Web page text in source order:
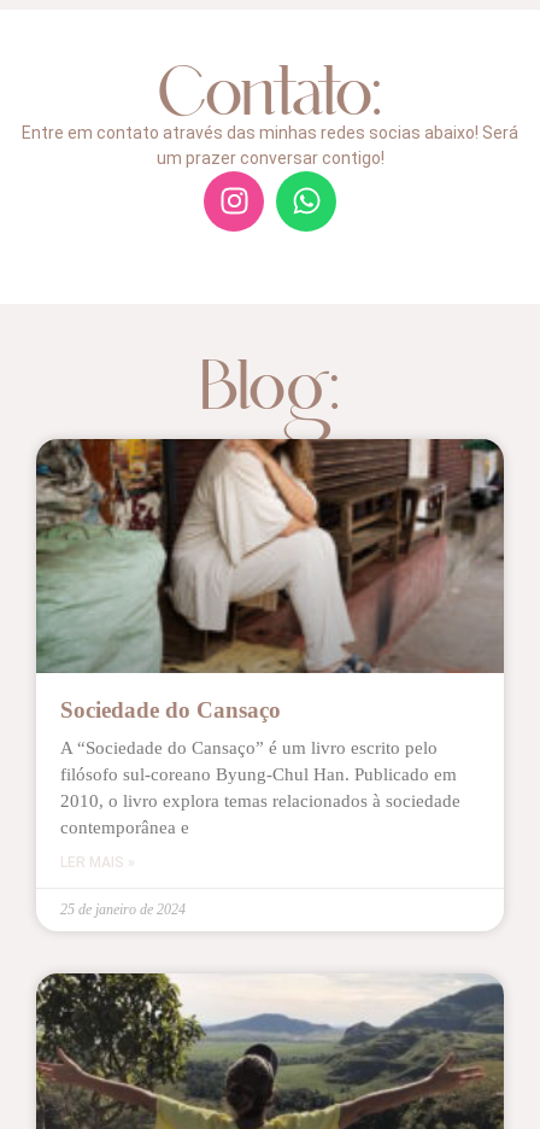
Contato:
Entre em contato através das minhas redes socias abaixo! Será
um prazer conversar contigo!
Blog:
Sociedade do Cansaço
A “Sociedade do Cansaço” é um livro escrito pelo
filósofo sul-coreano Byung-Chul Han. Publicado em
2010, o livro explora temas relacionados à sociedade
contemporânea e
LER MAIS »
25 de janeiro de 2024